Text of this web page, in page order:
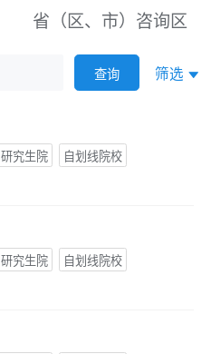
省（区、市）咨询区
查询 筛选
研究生院 自划线院校
研究生院 自划线院校